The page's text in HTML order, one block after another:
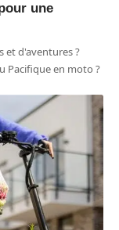
une
et d'aventures ?
Pacifique en moto ?